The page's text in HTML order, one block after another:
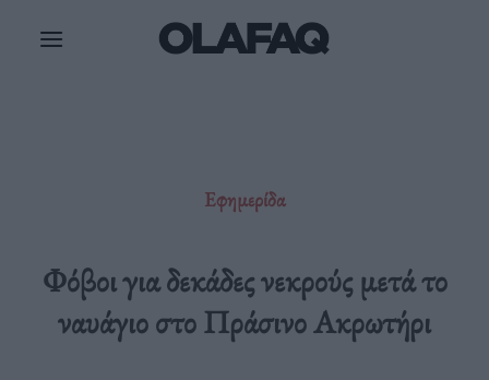
Εφημερίδα
Φόβοι για δεκάδες νεκρούς μετά το
ναυάγιο στο Πράσινο Ακρωτήρι